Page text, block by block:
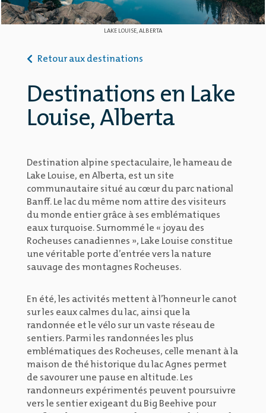
LAKE LOUISE, ALBERTA
Retour aux destinations
Destinations en Lake
Louise, Alberta
Destination alpine spectaculaire, le hameau de
Lake Louise, en Alberta, est un site
communautaire situé au cœur du parc national
Banff. Le lac du même nom attire des visiteurs
du monde entier grâce à ses emblématiques
eaux turquoise. Surnommé le « joyau des
Rocheuses canadiennes », Lake Louise constitue
une véritable porte d’entrée vers la nature
sauvage des montagnes Rocheuses.
En été, les activités mettent à l’honneur le canot
sur les eaux calmes du lac, ainsi que la
randonnée et le vélo sur un vaste réseau de
sentiers. Parmi les randonnées les plus
emblématiques des Rocheuses, celle menant à la
maison de thé historique du lac Agnes permet
de savourer une pause en altitude. Les
randonneurs expérimentés peuvent poursuivre
vers le sentier exigeant du Big Beehive pour